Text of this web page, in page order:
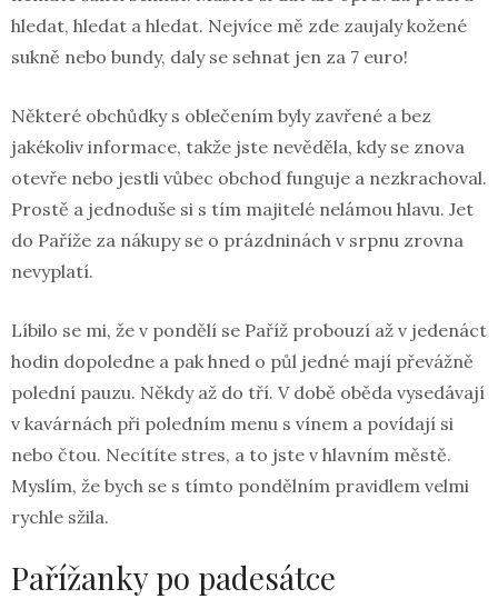
hledat, hledat a hledat. Nejvíce mě zde zaujaly kožené
sukně nebo bundy, daly se sehnat jen za 7 euro!
Některé obchůdky s oblečením byly zavřené a bez
jakékoliv informace, takže jste nevěděla, kdy se znova
otevře nebo jestli vůbec obchod funguje a nezkrachoval.
Prostě a jednoduše si s tím majitelé nelámou hlavu. Jet
do Paříže za nákupy se o prázdninách v srpnu zrovna
nevyplatí.
Líbilo se mi, že v pondělí se Paříž probouzí až v jedenáct
hodin dopoledne a pak hned o půl jedné mají převážně
polední pauzu. Někdy až do tří. V době oběda vysedávají
v kavárnách při poledním menu s vínem a povídají si
nebo čtou. Necítíte stres, a to jste v hlavním městě.
Myslím, že bych se s tímto pondělním pravidlem velmi
rychle sžila.
Pařížanky po padesátce